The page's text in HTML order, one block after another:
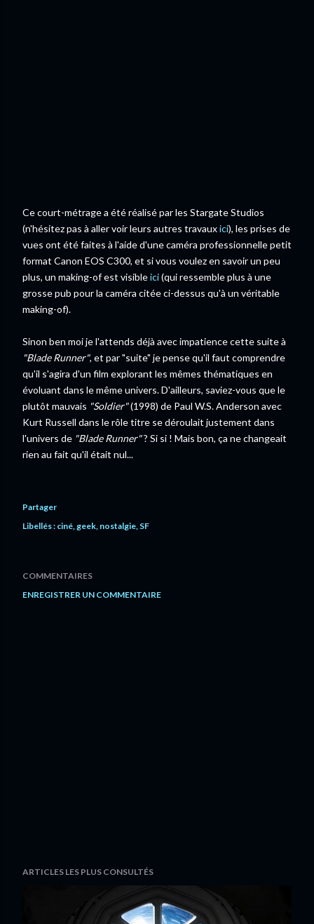
Ce court-métrage a été réalisé par les Stargate Studios
(n'hésitez pas à aller voir leurs autres travauxici), les prises de
vues ont été faites à l'aide d'une caméra professionnelle petit
format Canon EOS C300, et si vous voulez en savoir un peu
plus, un making-of est visibleici(qui ressemble plus à une
grosse pub pour la caméra citée ci-dessus qu'à un véritable
making-of).
Sinon ben moi je l'attends déjà avec impatience cette suite à
"Blade Runner", et par "suite" je pense qu'il faut comprendre
qu'il s'agira d'un film explorant les mêmes thématiques en
évoluant dans le même univers. D'ailleurs, saviez-vous que le
plutôt mauvais "Soldier"(1998) de Paul W.S. Anderson avec
Kurt Russell dans le rôle titre se déroulait justement dans
l'univers de "Blade Runner"? Si si ! Mais bon, ça ne changeait
rien au fait qu'il était nul...
Partager
Libellés : ciné geek nostalgie SF
COMMENTAIRES
ENREGISTRER UN COMMENTAIRE
ARTICLES LES PLUS CONSULTÉS